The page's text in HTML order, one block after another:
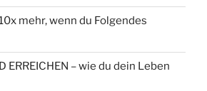
mehr, wenn du Folgendes
ERREICHEN – wie du dein Leben